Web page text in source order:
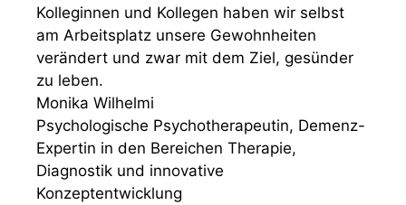
Kolleginnen und Kollegen haben wir selbst
am Arbeitsplatz unsere Gewohnheiten
verändert und zwar mit dem Ziel, gesünder
zu leben.
Monika Wilhelmi
Psychologische Psychotherapeutin, Demenz-
Expertin in den Bereichen Therapie,
Diagnostik und innovative
Konzeptentwicklung